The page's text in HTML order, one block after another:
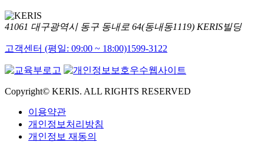
41061 대구광역시 동구 동내로 64(동내동1119) KERIS빌딩
고객센터 (평일: 09:00 ~ 18:00)1599-3122
Copyright© KERIS. ALL RIGHTS RESERVED
이용약관
개인정보처리방침
개인정보 재동의